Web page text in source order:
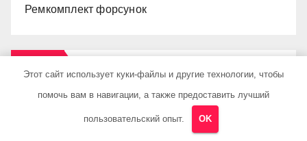
Ремкомплект форсунок
Этот сайт использует куки-файлы и другие технологии, чтобы
помочь вам в навигации, а также предоставить лучший
пользовательский опыт. OK